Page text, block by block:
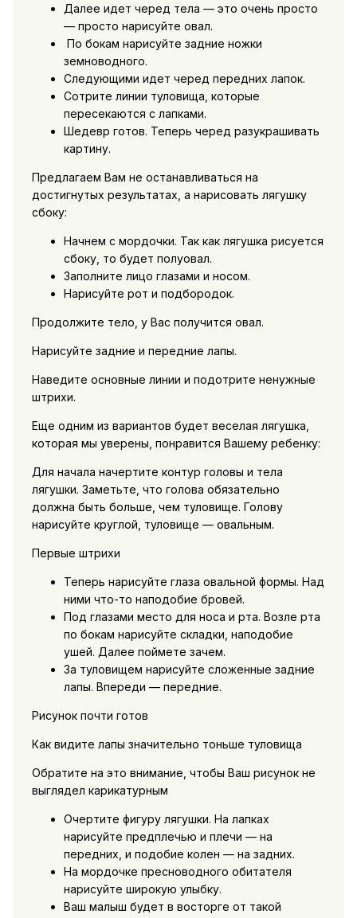
Далее идет черед тела — это очень просто
— просто нарисуйте овал.
По бокам нарисуйте задние ножки
земноводного.
Следующими идет черед передних лапок.
Сотрите линии туловища, которые
пересекаются с лапками.
Шедевр готов. Теперь черед разукрашивать
картину.
Предлагаем Вам не останавливаться на
достигнутых результатах, а нарисовать лягушку
сбоку:
Начнем с мордочки. Так как лягушка рисуется
сбоку, то будет полуовал.
Заполните лицо глазами и носом.
Нарисуйте рот и подбородок.
Продолжите тело, у Вас получится овал.
Нарисуйте задние и передние лапы.
Наведите основные линии и подотрите ненужные
штрихи.
Еще одним из вариантов будет веселая лягушка,
которая мы уверены, понравится Вашему ребенку:
Для начала начертите контур головы и тела
лягушки. Заметьте, что голова обязательно
должна быть больше, чем туловище. Голову
нарисуйте круглой, туловище — овальным.
Первые штрихи
Теперь нарисуйте глаза овальной формы. Над
ними что-то наподобие бровей.
Под глазами место для носа и рта. Возле рта
по бокам нарисуйте складки, наподобие
ушей. Далее поймете зачем.
За туловищем нарисуйте сложенные задние
лапы. Впереди — передние.
Рисунок почти готов
Как видите лапы значительно тоньше туловища
Обратите на это внимание, чтобы Ваш рисунок не
выглядел карикатурным
Очертите фигуру лягушки. На лапках
нарисуйте предплечью и плечи — на
передних, и подобие колен — на задних.
На мордочке пресноводного обитателя
нарисуйте широкую улыбку.
Ваш малыш будет в восторге от такой